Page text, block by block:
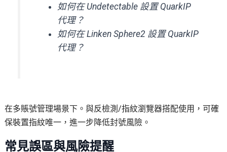
如何在 Undetectable 設置 QuarkIP
代理？
如何在 Linken Sphere2 設置 QuarkIP
代理？
在多賬號管理場景下。與反檢測/指紋瀏覽器搭配使用，可確
保裝置指紋唯一，進一步降低封號風險。
常見誤區與風險提醒